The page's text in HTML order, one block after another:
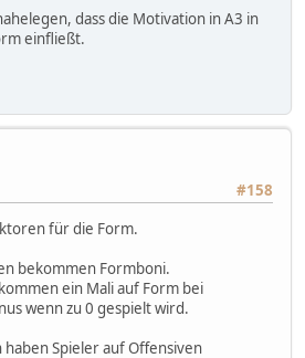
dass die Motivation in A3 in
einfließt.
#158
für die Form.
bekommen Formboni.
ein Mali auf Form bei
wenn zu 0 gespielt wird.
Spieler auf Offensiven